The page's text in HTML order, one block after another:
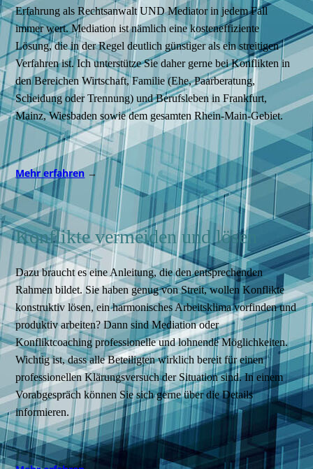
Erfahrung als Rechtsanwalt UND Mediator in jedem Fall
immer wert. Mediation ist nämlich eine kosteneffiziente
Lösung, die in der Regel deutlich günstiger als ein streitigen
Verfahren ist. Ich unterstütze Sie daher gerne bei Konflikten in
den Bereichen Wirtschaft, Familie (Ehe, Paarberatung,
Scheidung oder Trennung) und Berufsleben in Frankfurt,
Mainz, Wiesbaden sowie dem gesamten Rhein-Main-Gebiet.
Mehr erfahren →
Konflikte vermeiden und lösen
Dazu braucht es eine Anleitung, die den entsprechenden
Rahmen bildet. Sie haben genug von Streit, wollen Konflikte
konstruktiv lösen, ein harmonisches Arbeitsklima vorfinden und
produktiv arbeiten? Dann sind Mediation oder
Konfliktcoaching professionelle und lohnende Möglichkeiten.
Wichtig ist, dass alle Beteiligten wirklich bereit für einen
professionellen Klärungsversuch der Situation sind. In einem
Vorabgespräch können Sie sich gerne über die Details
informieren.